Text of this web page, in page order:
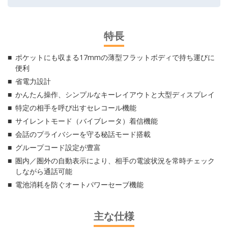
特長
ポケットにも収まる17mmの薄型フラットボディで持ち運びに
便利
省電力設計
かんたん操作、シンプルなキーレイアウトと大型ディスプレイ
特定の相手を呼び出すセレコール機能
サイレントモード（バイブレータ）着信機能
会話のプライバシーを守る秘話モード搭載
グループコード設定が豊富
圏内／圏外の自動表示により、相手の電波状況を常時チェック
しながら通話可能
電池消耗を防ぐオートパワーセーブ機能
主な仕様